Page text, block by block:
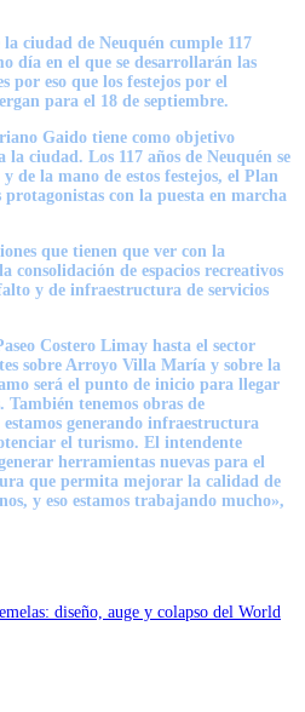
ciudad de Neuquén cumple 117
día en el que se desarrollarán las
por eso que los festejos por el
para el 18 de septiembre.
Gaido tiene como objetivo
ciudad. Los 117 años de Neuquén se
de la mano de estos festejos, el Plan
con la puesta en marcha
que tienen que ver con la
consolidación de espacios recreativos
y de infraestructura de servicios
Costero Limay hasta el sector
sobre Arroyo Villa María y sobre la
será el punto de inicio para llegar
tenemos obras de
generando infraestructura
el turismo. El intendente
herramientas nuevas para el
que permita mejorar la calidad de
y eso estamos trabajando mucho»,
diseño, auge y colapso del World